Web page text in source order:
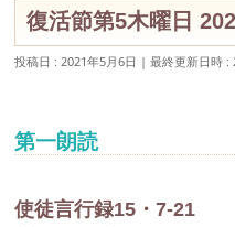
復活節第5木曜日
投稿日 : 2021年5月6日 最終更新日時 :
第一朗読
使徒言行録15・7-21